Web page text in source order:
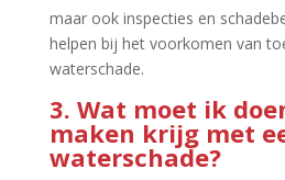
maar ook inspecties en
helpen bij het voorkomen van
waterschade.​
3.​ Wat moet ik
maken krijg met
waterschade?